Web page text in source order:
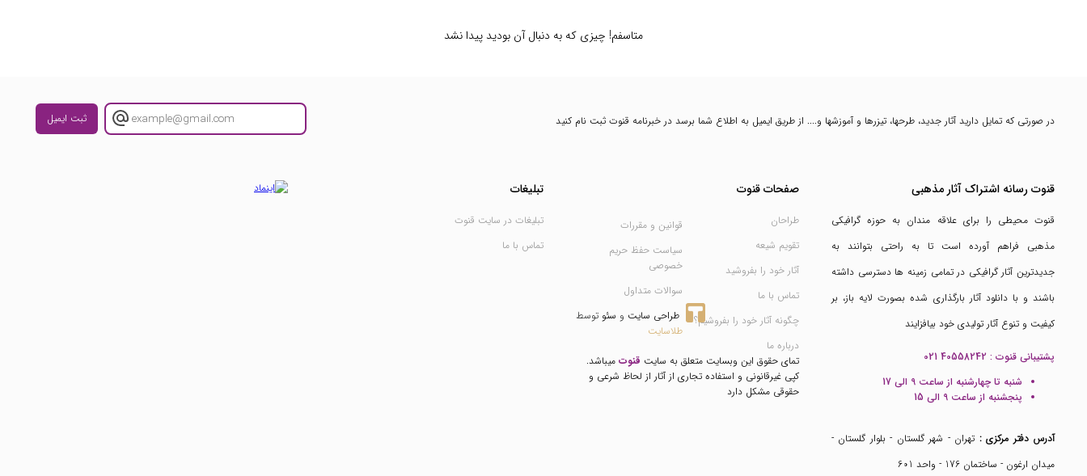
متاسفم! چیزی که به دنبال آن بودید پیدا نشد
در صورتی که تمایل دارید آثار جدید، طرحها، تیزرها و آموزشها و.... از طریق ایمیل به اطلاع شما برسد در خبرنامه قنوت ثبت نام کنید ثبت ایمیل
قنوت رسانه اشتراک آثار مذهبی
قنوت محیطی را برای علاقه مندان به حوزه گرافیکی
مذهبی فراهم آورده است تا به راحتی بتوانند به
جدیدترین آثار گرافیکی در تمامی زمینه ها دسترسی داشته
باشند و با دانلود آثار بارگذاری شده بصورت لایه باز، بر
کیفیت و تنوع آثار تولیدی خود بیافزایند
پشتیبانی قنوت : 021 40558242
شنبه تا چهارشنبه از ساعت 9 الی 17
پنجشنبه از ساعت 9 الی 15
آدرس دفتر مرکزی : تهران - شهر گلستان - بلوار گلستان -
میدان ارغون - ساختمان 176 - واحد 601
صفحات قنوت
طراحان
تقویم شیعه
آثار خود را بفروشید
تماس با ما
چگونه آثار خود را بفروشیم؟
درباره ما
قوانین و مقررات
سیاست حفظ حریم
خصوصی
سوالات متداول
طراحی سایت و سئو توسط
طلاسایت
تمای حقوق این وبسایت متعلق به سایت قنوت میباشد.
کپی غیرقانونی و استفاده تجاری از آثار از لحاظ شرعی و
حقوقی مشکل دارد
تبلیغات
تبلیغات در سایت قنوت
تماس با ما